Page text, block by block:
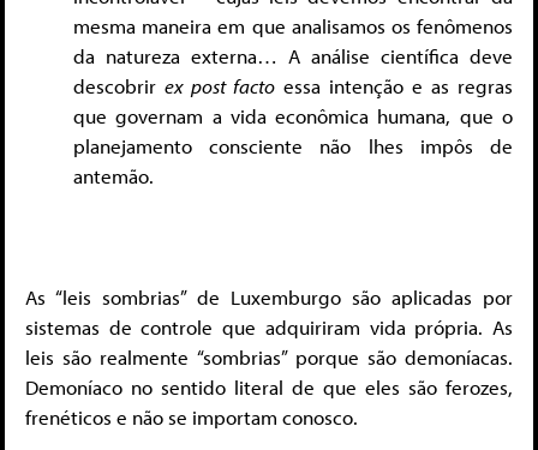
mesma maneira em que analisamos os fenômenos
da natureza externa… A análise científica deve
descobrir ex post facto essa intenção e as regras
que governam a vida econômica humana, que o
planejamento consciente não lhes impôs de
antemão.
As “leis sombrias” de Luxemburgo são aplicadas por
sistemas de controle que adquiriram vida própria. As
leis são realmente “sombrias” porque são demoníacas.
Demoníaco no sentido literal de que eles são ferozes,
frenéticos e não se importam conosco.